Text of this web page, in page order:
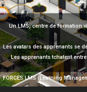
Un LMS, centre de formation
Les avatars des apprenants se
Les apprenants tchatent
FORCES LMS (Learning